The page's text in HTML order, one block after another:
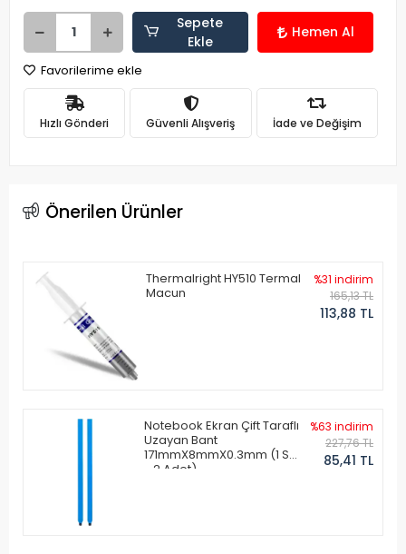
Sepete
Ekle
Hemen Al
Favorilerime ekle
Hızlı Gönderi Güvenli Alışveriş İade ve Değişim
Önerilen Ürünler
Thermalright HY510 Termal
Macun
%31 indirim
165,13 TL
113,88 TL
Notebook Ekran Çift Taraflı
Uzayan Bant
171mmX8mmX0.3mm (1 Set
- 2 Adet)
%63 indirim
227,76 TL
85,41 TL